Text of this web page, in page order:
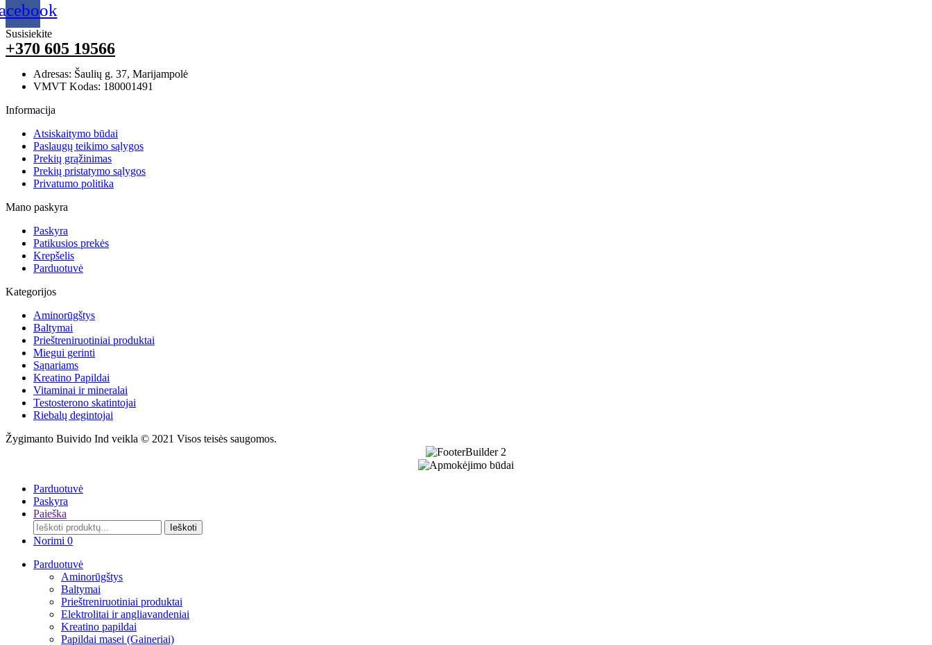
Susisiekite
+370 605 19566
Adresas: Šaulių g. 37, Marijampolė
VMVT Kodas: 180001491
Informacija
Atsiskaitymo būdai
Paslaugų teikimo sąlygos
Prekių grąžinimas
Prekių pristatymo sąlygos
Privatumo politika
Mano paskyra
Paskyra
Patikusios prekės
Krepšelis
Parduotuvė
Kategorijos
Aminorūgštys
Baltymai
Prieštreniruotiniai produktai
Miegui gerinti
Sąnariams
Kreatino Papildai
Vitaminai ir mineralai
Testosterono skatintojai
Riebalų degintojai
Žygimanto Buivido Ind veikla © 2021 Visos teisės saugomos.
Parduotuvė
Paskyra
Paieška
Search
for:
Ieškoti
Norimi 0
Parduotuvė
Aminorūgštys
Baltymai
Prieštreniruotiniai produktai
Elektrolitai ir angliavandeniai
Kreatino papildai
Papildai masei (Gaineriai)